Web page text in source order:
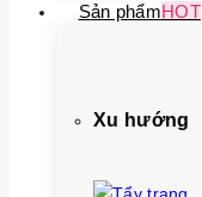
Sản phẩmHOT
Xu hướng